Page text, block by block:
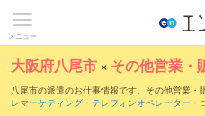
メニュー
大阪府八尾市 × その他営業・
八尾市の派遣のお仕事情報です。その他営業・
レマーケティング・テレフォンオペレーター・